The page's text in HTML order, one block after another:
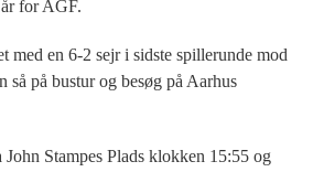
for AGF.
med en 6-2 sejr i sidste spillerunde mod
så på bustur og besøg på Aarhus
Stampes Plads klokken 15:55 og